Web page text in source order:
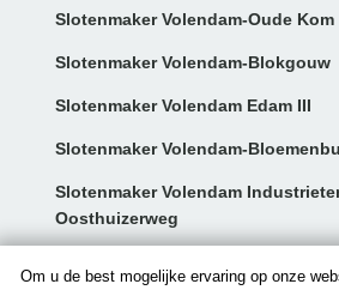
Om u de best mogelijke ervaring op onze
Slotenmaker Volendam-Oude Kom
Slotenmaker Volendam-Blokgouw
Slotenmaker Volendam Edam III
Slotenmaker Volendam-
Slotenmaker Volendam
Oosthuizerweg
Contact: